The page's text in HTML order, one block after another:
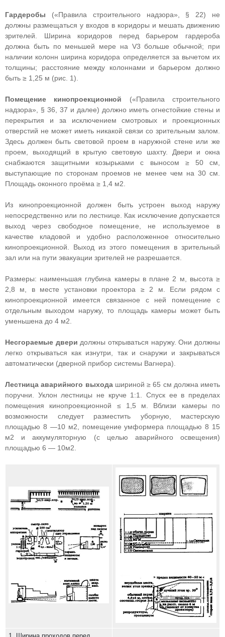
Гардеробы («Правила строительного надзора», § 22) не
должны размещаться у входов в коридоры и мешать движению
зрителей. Ширина коридоров перед барьером гардероба
должна быть по меньшей мере на V3 больше обычной; при
наличии колонн ширина коридора определяется за вычетом их
толщины; расстояние между колоннами и барьером должно
быть ≥ 1,25 м (рис. 1).
Помещение кинопроекционной («Правила строительного
надзора», § 36, 37 и далее) должно иметь огнестойкие стены и
перекрытия и за исключением смотровых и проекционных
отверстий не может иметь никакой связи со зрительным залом.
Здесь должен быть световой проем в наружной стене или же
проем, выходящий в крытую световую шахту. Двери и окна
снабжаются защитными козырьками с выносом ≥ 50 см,
выступающие по сторонам проемов не менее чем на 30 см.
Площадь оконного проёма ≥ 1,4 м2.
Из кинопроекционной должен быть устроен выход наружу
непосредственно или по лестнице. Как исключение допускается
выход через свободное помещение, не используемое в
качестве кладовой и удобно расположенное относительно
кинопроекционной. Выход из этого помещения в зрительный
зал или на пути эвакуации зрителей не разрешается.
Размеры: наименьшая глубина камеры в плане 2 м, высота ≥
2,8 м, в месте установки проектора ≥ 2 м. Если рядом с
кинопроекционной имеется связанное с ней помещение с
отдельным выходом наружу, то площадь камеры может быть
уменьшена до 4 м2.
Несгораемые двери должны открываться наружу. Они должны
легко открываться как изнутри, так и снаружи и закрываться
автоматически (дверной прибор системы Вагнера).
Лестница аварийного выходашириной ≥ 65 см должна иметь
поручни. Уклон лестницы не круче 1:1. Спуск ее в пределах
помещения кинопроекционной ≤ 1,5 м. Вблизи камеры по
возможности следует разместить уборную, мастерскую
площадью 8 —10 м2, помещение умформера площадью 8 15
м2 и аккумуляторную (с целью аварийного освещения)
площадью 6 — 10м2.